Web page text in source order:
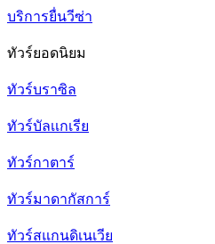
บริการยื่นวีซ่า
ทัวร์ยอดนิยม
ทัวร์บราซิล
ทัวร์บัลเเกเรีย
ทัวร์กาตาร์
ทัวร์มาดากัสการ์
ทัวร์สแกนดิเนเวีย